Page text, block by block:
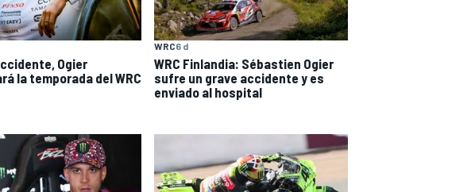
Ogier
la temporada del WRC
WRC6 d
WRC Finlandia: Sébastien Ogier
sufre un grave accidente y es
enviado al hospital